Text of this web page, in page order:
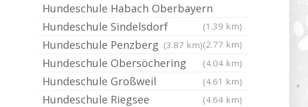
Hundeschule Habach Oberbayern
(1.39 km)
Hundeschule Sindelsdorf
(2.77 km)
Hundeschule Penzberg (3.87 km)
Hundeschule Obersöchering (4.04 km)
Hundeschule Großweil (4.61 km)
Hundeschule Riegsee (4.64 km)